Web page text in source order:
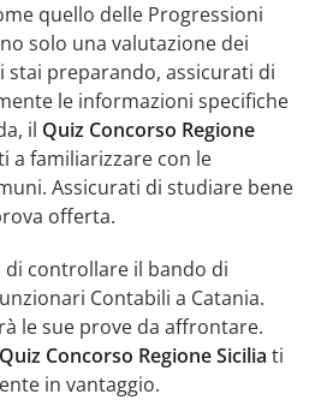
quello delle Progressioni
solo una valutazione dei
stai preparando, assicurati di
le informazioni specifiche
il Quiz Concorso Regione
a familiarizzare con le
Assicurati di studiare bene
offerta.
controllare il bando di
Contabili a Catania.
le sue prove da affrontare.
Quiz Concorso Regione Sicilia ti
in vantaggio.